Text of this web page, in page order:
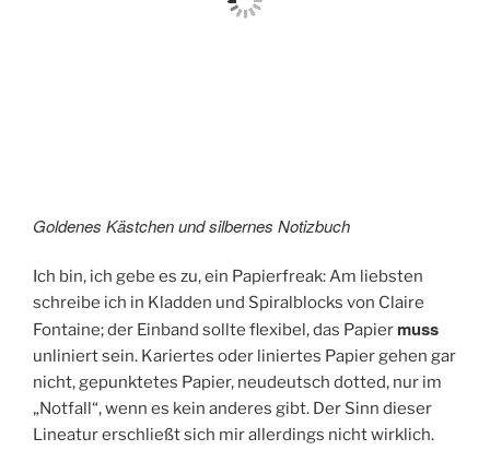
Goldenes Kästchen und silbernes Notizbuch
Ich bin, ich gebe es zu, ein Papierfreak: Am liebsten
schreibe ich in Kladden und Spiralblocks von Claire
Fontaine; der Einband sollte flexibel, das Papier muss
unliniert sein. Kariertes oder liniertes Papier gehen gar
nicht, gepunktetes Papier, neudeutsch dotted, nur im
„Notfall“, wenn es kein anderes gibt. Der Sinn dieser
Lineatur erschließt sich mir allerdings nicht wirklich.